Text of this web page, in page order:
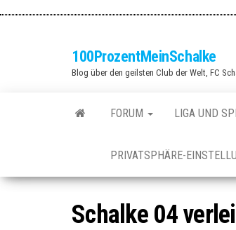
100ProzentMeinSchalke
Blog über den geilsten Club der Welt, FC
FORUM LIGA UND
PRIVATSPHÄRE-
Schalke 04